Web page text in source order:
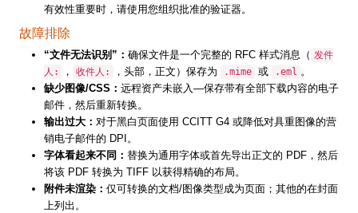
有效性重要时，请使用您组织批准的验证器。
故障排除
“文件无法识别”： 确保文件是一个完整的 RFC 样式消息（ 发件
人:
， 收件人: ，头部，正文）保存为 .mime 或 .eml 。
缺少图像/CSS： 远程资产未嵌入—保存带有全部下载内容的电子
邮件，然后重新转换。
输出过大： 对于黑白页面使用 CCITT G4 或降低对具重图像的营
销电子邮件的 DPI。
字体看起来不同： 替换为通用字体或首先导出正文的 PDF，然后
将该 PDF 转换为 TIFF 以获得精确的布局。
附件未渲染： 仅可转换的文档/图像类型成为页面；其他的在封面
上列出。